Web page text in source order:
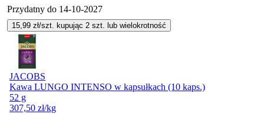
Przydatny do 14-10-2027
15,99 zł/szt. kupując 2 szt. lub wielokrotność
JACOBS
Kawa LUNGO INTENSO w kapsułkach (10 kaps.)
52 g
307,50 zł/kg